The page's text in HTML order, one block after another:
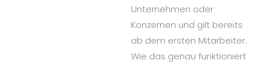
Unternehmen oder
Konzernen und gilt bereits
ab dem ersten Mitarbeiter.
Wie das genau funktioniert